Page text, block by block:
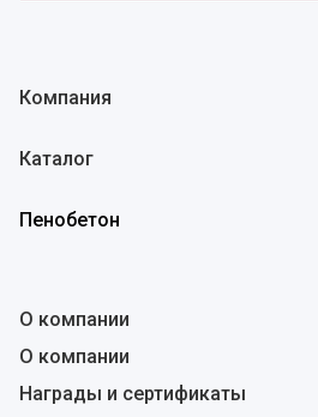
Компания
Каталог
Пенобетон
О компании
О компании
Награды и сертификаты